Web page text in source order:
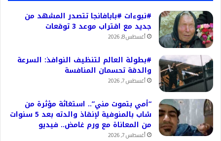
#نبوءات #بابافانجا تتصدر المشهد من
جديد مع اقتراب موعد 3 توقعات
أغسطس 8, 2026
#بطولة العالم لتنظيف النوافذ: السرعة
والدقة تحسمان المنافسة
أغسطس 7, 2026
“أمي بتموت مني”.. استغاثة مؤثرة من
شاب بالمنوفية لإنقاذ والدته بعد 5 سنوات
من المعاناة مع ورم غامض.. فيديو
أغسطس 7, 2026